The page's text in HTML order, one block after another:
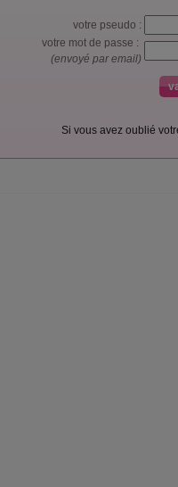
votre pseudo :
votre mot de passe :
(envoyé par email)
Si vous avez oublié